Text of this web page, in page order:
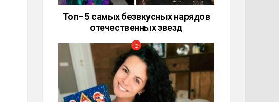
Топ-5 самых безвкусных нарядов
отечественных звезд